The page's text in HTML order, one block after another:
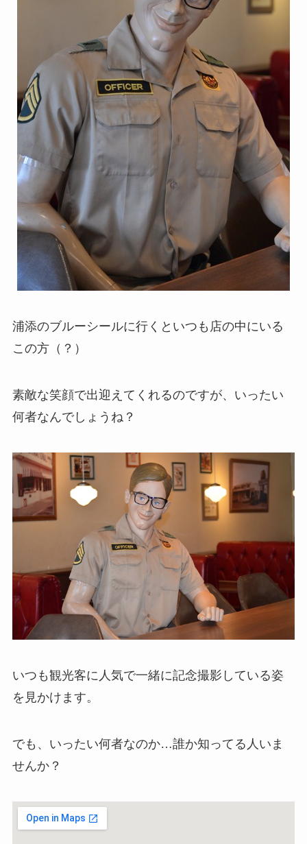
浦添のブルーシールに行くといつも店の中にいる
この方（？）
素敵な笑顔で出迎えてくれるのですが、いったい
何者なんでしょうね？
いつも観光客に人気で一緒に記念撮影している姿
を見かけます。
でも、いったい何者なのか…誰か知ってる人いま
せんか？